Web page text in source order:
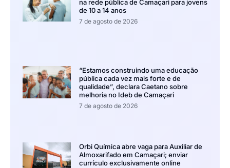
na rede pública de Camaçari para jovens
de 10 a 14 anos
7 de agosto de 2026
“Estamos construindo uma educação
pública cada vez mais forte e de
qualidade”, declara Caetano sobre
melhoria no Ideb de Camaçari
7 de agosto de 2026
Orbi Química abre vaga para Auxiliar de
Almoxarifado em Camaçari; enviar
currículo exclusivamente online